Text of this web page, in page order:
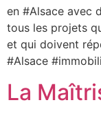
en #Alsace avec
tous les projets
et qui doivent
#Alsace
La